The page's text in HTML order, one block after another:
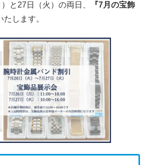
と27日（火）の両日、
『7月の宝飾
たします。